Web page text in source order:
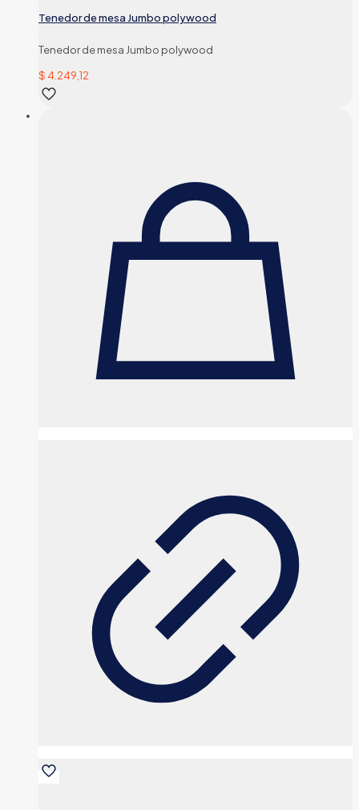
Tenedor de mesa Jumbo polywood
Tenedor de mesa Jumbo polywood
$ 4.249,12